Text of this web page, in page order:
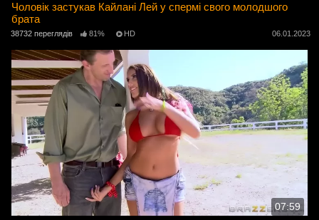
Чоловік застукав Кайлані Лей у спермі свого молодшого
брата
38732 переглядів 81% HD 06.01.2023
07:59